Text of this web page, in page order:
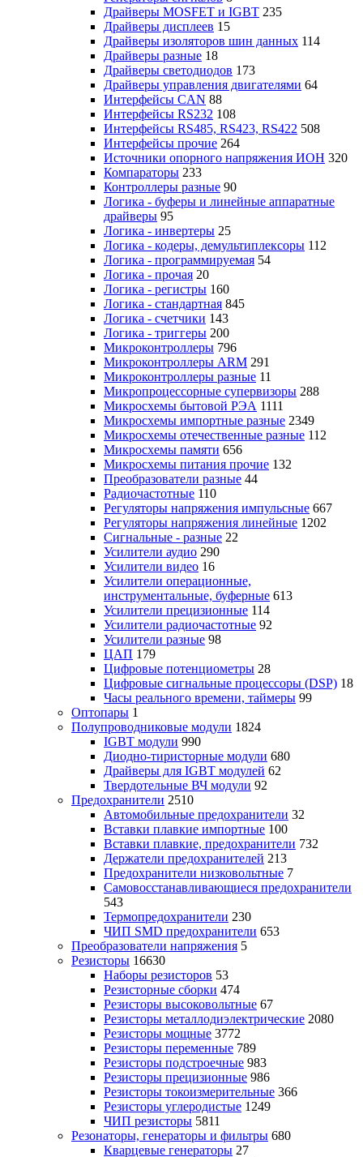
Драйверы MOSFET и IGBT 235
Драйверы дисплеев 15
Драйверы изоляторов шин данных 114
Драйверы разные 18
Драйверы светодиодов 173
Драйверы управления двигателями 64
Интерфейсы CAN 88
Интерфейсы RS232 108
Интерфейсы RS485, RS423, RS422 508
Интерфейсы прочие 264
Источники опорного напряжения ИОН 320
Компараторы 233
Контроллеры разные 90
Логика - буферы и линейные аппаратные
драйверы 95
Логика - инвертеры 25
Логика - кодеры, демультиплексоры 112
Логика - программируемая 54
Логика - прочая 20
Логика - регистры 160
Логика - стандартная 845
Логика - счетчики 143
Логика - триггеры 200
Микроконтроллеры 796
Микроконтроллеры ARM 291
Микроконтроллеры разные 11
Микропроцессорные супервизоры 288
Микросхемы бытовой РЭА 1111
Микросхемы импортные разные 2349
Микросхемы отечественные разные 112
Микросхемы памяти 656
Микросхемы питания прочие 132
Преобразователи разные 44
Радиочастотные 110
Регуляторы напряжения импульсные 667
Регуляторы напряжения линейные 1202
Сигнальные - разные 22
Усилители аудио 290
Усилители видео 16
Усилители операционные,
инструментальные, буферные 613
Усилители прецизионные 114
Усилители радиочастотные 92
Усилители разные 98
ЦАП 179
Цифровые потенциометры 28
Цифровые сигнальные процессоры (DSP) 18
Часы реального времени, таймеры 99
Оптопары 1
Полупроводниковые модули 1824
IGBT модули 990
Диодно-тиристорные модули 680
Драйверы для IGBT модулей 62
Твердотельные ВЧ модули 92
Предохранители 2510
Автомобильные предохранители 32
Вставки плавкие импортные 100
Вставки плавкие, предохранители 732
Держатели предохранителей 213
Предохранители низковольтные 7
Самовосстанавливающиеся предохранители
543
Термопредохранители 230
ЧИП SMD предохранители 653
Преобразователи напряжения 5
Резисторы 16630
Наборы резисторов 53
Резисторные сборки 474
Резисторы высоковольтные 67
Резисторы металлодиэлектрические 2080
Резисторы мощные 3772
Резисторы переменные 789
Резисторы подстроечные 983
Резисторы прецизионные 986
Резисторы токоизмерительные 366
Резисторы углеродистые 1249
ЧИП резисторы 5811
Резонаторы, генераторы и фильтры 680
Кварцевые генераторы 27